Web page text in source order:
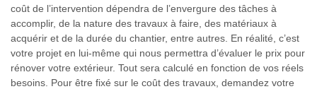
coût de l’intervention dépendra de l’envergure des tâches à
accomplir, de la nature des travaux à faire, des matériaux à
acquérir et de la durée du chantier, entre autres. En réalité, c’est
votre projet en lui-même qui nous permettra d’évaluer le prix pour
rénover votre extérieur. Tout sera calculé en fonction de vos réels
besoins. Pour être fixé sur le coût des travaux, demandez votre